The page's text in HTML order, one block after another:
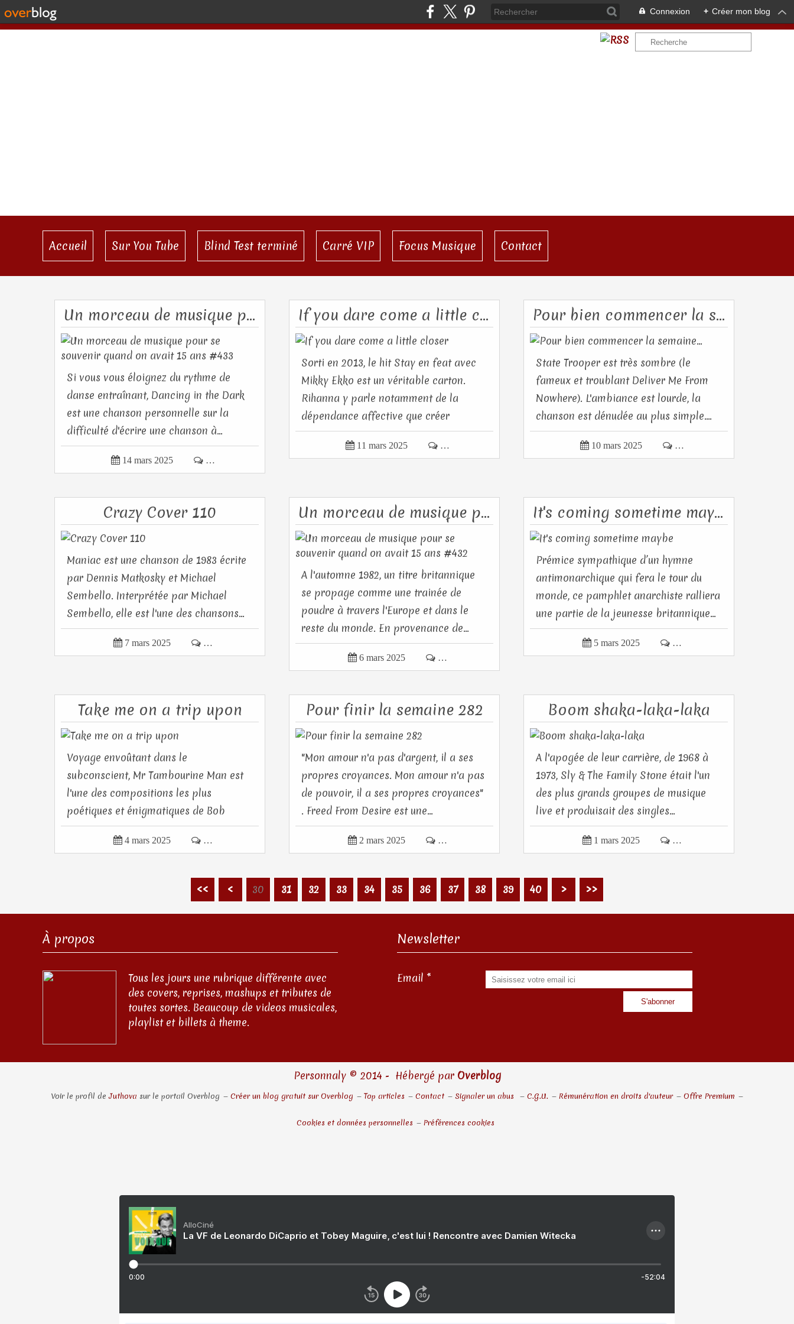
Connexion + Créer mon blog
Accueil Sur You Tube Blind Test terminé Carré VIP Focus Musique Contact
Un morceau de musique pour se souvenir quand on avait 15 ans #433
Si vous vous éloignez du rythme de
danse entraînant, Dancing in the Dark
est une chanson personnelle sur la
difficulté d'écrire une chanson à...
 14 mars 2025  …
If you dare come a little closer
Sorti en 2013, le hit Stay en feat avec
Mikky Ekko est un véritable carton.
Rihanna y parle notamment de la
dépendance affective que créer
l'amour....
 11 mars 2025  …
Pour bien commencer la semaine...
State Trooper est très sombre (le
fameux et troublant Deliver Me From
Nowhere). L'ambiance est lourde, la
chanson est dénudée au plus simple....
 10 mars 2025  …
Crazy Cover 110
Maniac est une chanson de 1983 écrite
par Dennis Matkosky et Michael
Sembello. Interprétée par Michael
Sembello, elle est l'une des chansons...
 7 mars 2025  …
Un morceau de musique pour se souvenir quand on avait 15 ans #432
A l'automne 1982, un titre britannique
se propage comme une trainée de
poudre à travers l'Europe et dans le
reste du monde. En provenance de...
 6 mars 2025  …
It's coming sometime maybe
Prémice sympathique d’un hymne
antimonarchique qui fera le tour du
monde, ce pamphlet anarchiste ralliera
une partie de la jeunesse britannique...
 5 mars 2025  …
Take me on a trip upon
Voyage envoûtant dans le
subconscient, Mr Tambourine Man est
l'une des compositions les plus
poétiques et énigmatiques de Bob
Dylan. Parue sur...
 4 mars 2025  …
Pour finir la semaine 282
"Mon amour n'a pas d'argent, il a ses
propres croyances. Mon amour n'a pas
de pouvoir, il a ses propres croyances"
. Freed From Desire est une...
 2 mars 2025  …
Boom shaka-laka-laka
A l'apogée de leur carrière, de 1968 à
1973, Sly & The Family Stone était l'un
des plus grands groupes de musique
live et produisait des singles...
 1 mars 2025  …
<< < 10
20
30 31 32 33 34 35 36 37 38 39 40 50
60
70
80
90
100
200
300
> >>
À propos
Tous les jours une rubrique différente avec
des covers, reprises, mashups et tributes de
toutes sortes. Beaucoup de videos musicales,
playlist et billets à theme.
Newsletter
Email
Personnaly © 2014 - Hébergé par Overblog
Voir le profil deJuthova sur le portail Overblog Créer un blog gratuit sur Overblog Top articles Contact Signaler un abus C.G.U. Rémunération en droits d'auteur Offre Premium
Cookies et données personnelles Préférences cookies
AlloCiné
La VF de Leonardo DiCaprio et Tobey Maguire, c'est lui ! Rencontre avec Damien Witecka
0:00 -52:04